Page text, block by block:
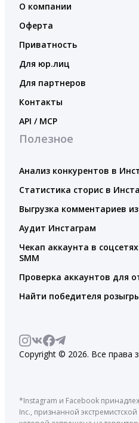
О компании
Оферта
Приватность
Для юр.лиц
Для партнеров
Контакты
API / MCP
Полезное
Анализ конкурентов в
Статистика сторис в
Выгрузка комментариев
Аудит Инстаграм
Чекап аккаунта в
SMM
Проверка аккаунтов для
Найти победителя
Copyright © 2026. Все права
*Instagram и Facebook
Inc., признанной